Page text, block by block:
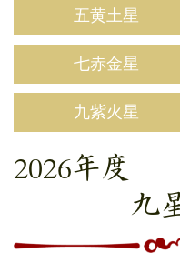
五黄土星
七赤金星
九紫火星
2026年度
九